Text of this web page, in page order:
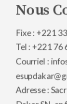
Nous
Fixe : +221
Tel : +221 76
Courriel :
Adresse :